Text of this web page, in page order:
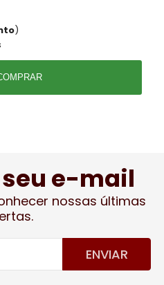
)
e-mail
nossas últimas
ENVIAR